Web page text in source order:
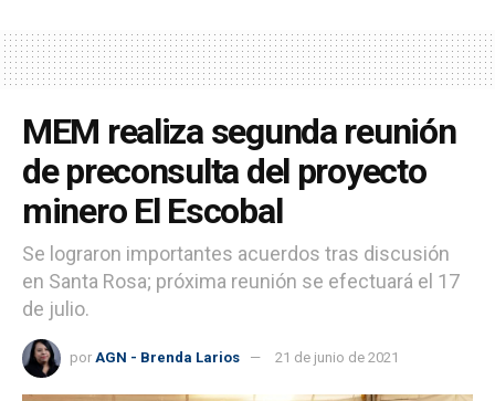
MEM realiza segunda reunión
de preconsulta del proyecto
minero El Escobal
Se lograron importantes acuerdos tras discusión
en Santa Rosa; próxima reunión se efectuará el 17
de julio.
por AGN - Brenda Larios 21 de junio de 2021